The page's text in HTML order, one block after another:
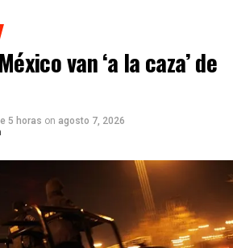
van ‘a la caza’ de
5 horas on agosto 7, 2026